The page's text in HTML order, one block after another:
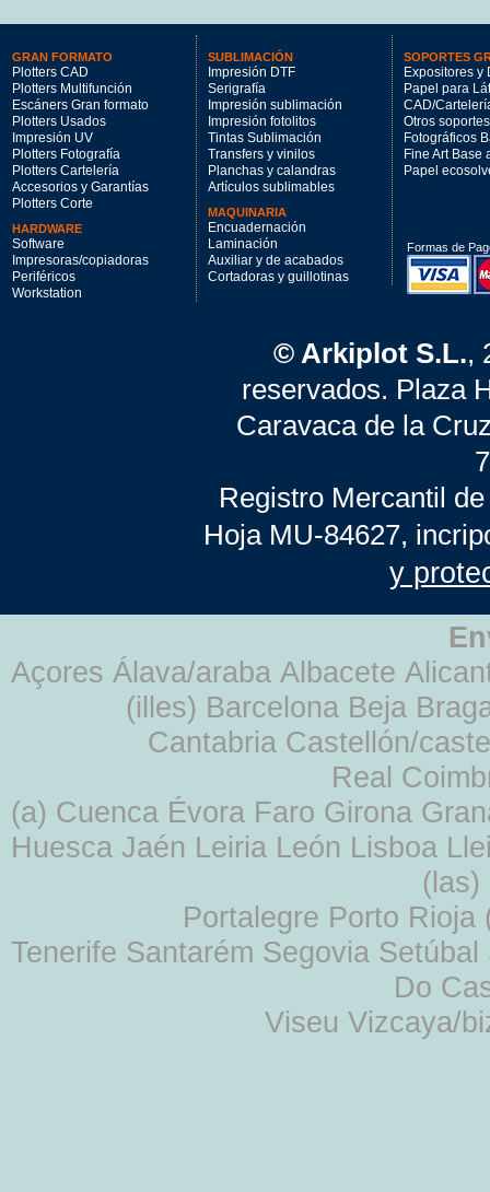
GRAN FORMATO
Plotters CAD
Plotters Multifunción
Escáners Gran formato
Plotters Usados
Impresión UV
Plotters Fotografía
Plotters Cartelería
Accesorios y Garantías
Plotters Corte
HARDWARE
Software
Impresoras/copiadoras
Periféricos
Workstation
SUBLIMACIÓN
Impresión DTF
Serigrafía
Impresión sublimación
Impresión fotolitos
Tintas Sublimación
Transfers y vinilos
Planchas y calandras
Artículos sublimables
MAQUINARIA
Encuadernación
Laminación
Auxiliar y de acabados
Cortadoras y guillotinas
SOPORTES
Expositores y
Papel para
CAD/
Otros soportes
Fotográficos
Fine Art Base
Papel
Formas de
© Arkiplot S.L.,
reservados. Plaza
Caravaca de la
Registro Mercantil
Hoja MU-84627,
y
Açores Álava/araba Albacete
(illes) Barcelona Beja
Cantabria Castellón/
Real
(a) Cuenca Évora Faro Girona
Huesca Jaén Leiria León Lisboa
Portalegre Porto
Tenerife Santarém Segovia
Do
Viseu Vizcaya/